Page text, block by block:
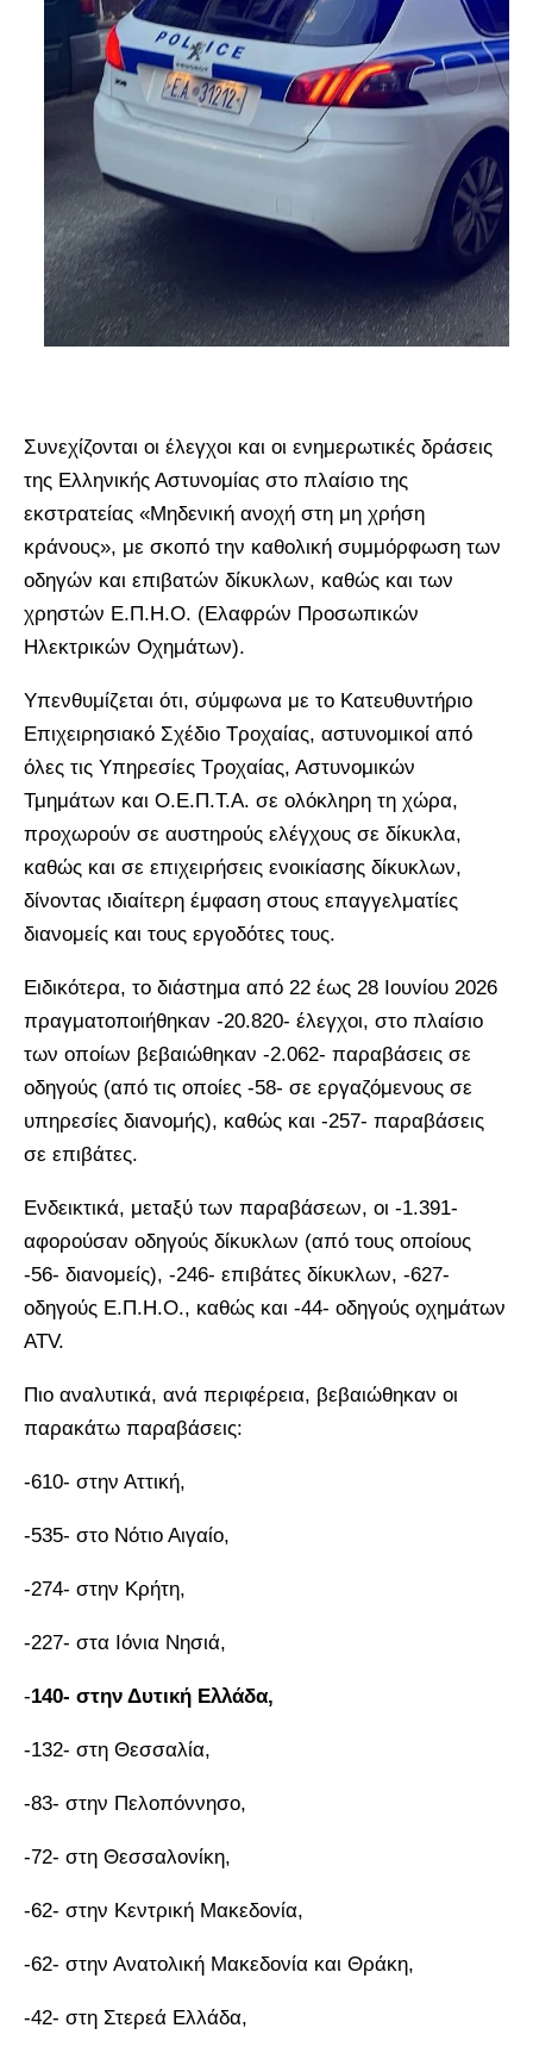
Συνεχίζονται οι έλεγχοι και οι ενημερωτικές δράσεις
της Ελληνικής Αστυνομίας στο πλαίσιο της
εκστρατείας «Μηδενική ανοχή στη μη χρήση
κράνους», με σκοπό την καθολική συμμόρφωση των
οδηγών και επιβατών δίκυκλων, καθώς και των
χρηστών Ε.Π.Η.Ο. (Ελαφρών Προσωπικών
Ηλεκτρικών Οχημάτων).
Υπενθυμίζεται ότι, σύμφωνα με το Κατευθυντήριο
Επιχειρησιακό Σχέδιο Τροχαίας, αστυνομικοί από
όλες τις Υπηρεσίες Τροχαίας, Αστυνομικών
Τμημάτων και Ο.Ε.Π.Τ.Α. σε ολόκληρη τη χώρα,
προχωρούν σε αυστηρούς ελέγχους σε δίκυκλα,
καθώς και σε επιχειρήσεις ενοικίασης δίκυκλων,
δίνοντας ιδιαίτερη έμφαση στους επαγγελματίες
διανομείς και τους εργοδότες τους.
Ειδικότερα, το διάστημα από 22 έως 28 Ιουνίου 2026
πραγματοποιήθηκαν -20.820- έλεγχοι, στο πλαίσιο
των οποίων βεβαιώθηκαν -2.062- παραβάσεις σε
οδηγούς (από τις οποίες -58- σε εργαζόμενους σε
υπηρεσίες διανομής), καθώς και -257- παραβάσεις
σε επιβάτες.
Ενδεικτικά, μεταξύ των παραβάσεων, οι -1.391-
αφορούσαν οδηγούς δίκυκλων (από τους οποίους
-56- διανομείς), -246- επιβάτες δίκυκλων, -627-
οδηγούς Ε.Π.Η.Ο., καθώς και -44- οδηγούς οχημάτων
ATV.
Πιο αναλυτικά, ανά περιφέρεια, βεβαιώθηκαν οι
παρακάτω παραβάσεις:
-610- στην Αττική,
-535- στο Νότιο Αιγαίο,
-274- στην Κρήτη,
-227- στα Ιόνια Νησιά,
-140- στην Δυτική Ελλάδα,
-132- στη Θεσσαλία,
-83- στην Πελοπόννησο,
-72- στη Θεσσαλονίκη,
-62- στην Κεντρική Μακεδονία,
-62- στην Ανατολική Μακεδονία και Θράκη,
-42- στη Στερεά Ελλάδα,